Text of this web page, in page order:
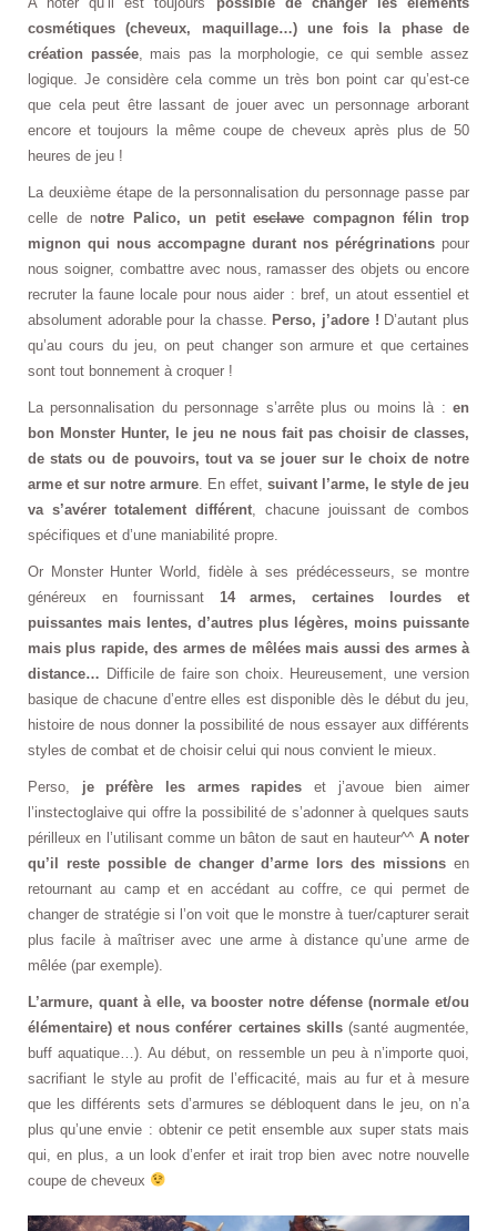
cosmétiques (cheveux, maquillage…) une fois la phase de
création passée, mais pas la morphologie, ce qui semble assez
logique. Je considère cela comme un très bon point car qu’est-ce
que cela peut être lassant de jouer avec un personnage arborant
encore et toujours la même coupe de cheveux après plus de 50
heures de jeu !
La deuxième étape de la personnalisation du personnage passe par
celle de notre Palico, un petitesclavecompagnon félin trop
mignon qui nous accompagne durant nos pérégrinations pour
nous soigner, combattre avec nous, ramasser des objets ou encore
recruter la faune locale pour nous aider : bref, un atout essentiel et
absolument adorable pour la chasse.
Perso, j’adore ! D’autant plus
qu’au cours du jeu, on peut changer son armure et que certaines
sont tout bonnement à croquer !
La personnalisation du personnage s’arrête plus ou moins là : en
bon Monster Hunter, le jeu ne nous fait pas choisir de classes,
de stats ou de pouvoirs, tout va se jouer sur le choix de notre
arme et sur notre armure . En effet, suivant l’arme, le style de jeu
va s’avérer totalement différent , chacune jouissant de combos
spécifiques et d’une maniabilité propre.
Or Monster Hunter World, fidèle à ses prédécesseurs, se montre
généreux en fournissant 14 armes, certaines lourdes et
puissantes mais lentes, d’autres plus légères, moins puissante
mais plus rapide, des armes de mêléesmais aussi des armes à
distance… Difficile de faire son choix. Heureusement, une version
basique de chacune d’entre elles est disponible dès le début du jeu,
histoire de nous donner la possibilité de nous essayer aux différents
styles de combat et de choisir celui qui nous convient le mieux.
Perso, je préfère les armes rapides et j’avoue bien aimer
l’instectoglaive qui offre la possibilité de s’adonner à quelques sauts
périlleux en l’utilisant comme un bâton de saut en hauteur^^ A noter
qu’il reste possible de changer d’arme lors des missions en
retournant au camp et en accédant au coffre, ce qui permet de
changer de stratégie si l’on voit que le monstre à tuer/capturer serait
plus facile à maîtriser avec une arme à distance qu’une arme de
mêlée (par exemple).
L’armure, quant à elle, va booster notre défense (normale et/ou
élémentaire) et nous conférer certaines skills(santé augmentée,
buff aquatique…). Au début, on ressemble un peu à n’importe quoi,
sacrifiant le style au profit de l’efficacité, mais au fur et à mesure
que les différents sets d’armures se débloquent dans le jeu, on n’a
plus qu’une envie : obtenir ce petit ensemble aux super stats mais
qui, en plus, a un look d’enfer et irait trop bien avec notre nouvelle
coupe de cheveux